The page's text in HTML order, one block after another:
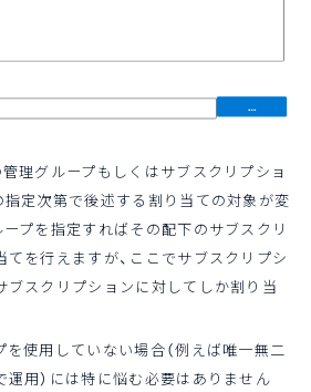
理グループもしくはサブスクリプショ
指定次第で後述する割り当ての対象が変
プを指定すればその配下のサブスクリ
を行えますが、ここでサブスクリプシ
ブスクリプションに対してしか割り当
使用していない場合（例えば唯一無二
用）には特に悩む必要はありません